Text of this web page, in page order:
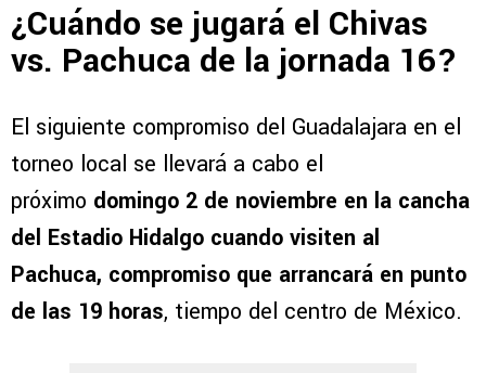
¿Cuándo se jugará el Chivas
vs. Pachuca de la jornada 16?
El siguiente compromiso del Guadalajara en el
torneo local se llevará a cabo el
próximo domingo 2 de noviembre en la cancha
del Estadio Hidalgo cuando visiten al
Pachuca, compromiso que arrancará en punto
de las 19 horas, tiempo del centro de México.